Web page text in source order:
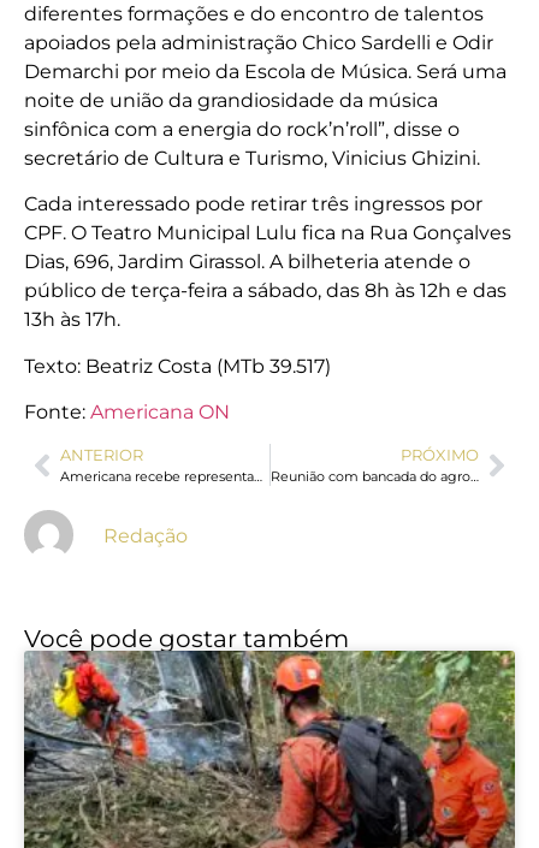
diferentes formações e do encontro de talentos
apoiados pela administração Chico Sardelli e Odir
Demarchi por meio da Escola de Música. Será uma
noite de união da grandiosidade da música
sinfônica com a energia do rock’n’roll”, disse o
secretário de Cultura e Turismo, Vinicius Ghizini.
Cada interessado pode retirar três ingressos por
CPF. O Teatro Municipal Lulu fica na Rua Gonçalves
Dias, 696, Jardim Girassol. A bilheteria atende o
público de terça-feira a sábado, das 8h às 12h e das
13h às 17h.
Texto: Beatriz Costa (MTb 39.517)
Fonte: Americana ON
ANTERIOR
Americana recebe representantes de 35 cidades em encontro do Ciclo de Debates do TCE
PRÓXIMO
Reunião com bancada do agro termina sem acordo sobre dívidas rurais
Redação
Você pode gostar também